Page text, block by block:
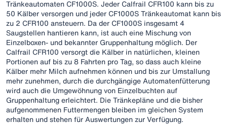
Tränkeautomaten CF1000S. Jeder Calfrail CFR100 kann bis zu
50 Kälber versorgen und jeder CF1000S Tränkeautomat kann bis
zu 2 CFR100 ansteuern. Da der CF1000S insgesamt 4
Saugstellen hantieren kann, ist auch eine Mischung von
Einzelboxen- und bekannter Gruppenhaltung möglich. Der
Calfrail CFR100 versorgt die Kälber in natürlichen, kleinen
Portionen auf bis zu 8 Fahrten pro Tag, so dass auch kleine
Kälber mehr Milch aufnehmen können und bis zur Umstallung
mehr zunehmen, durch die durchgängige Automatenfütterung
wird auch die Umgewöhnung von Einzelbuchten auf
Gruppenhaltung erleichtert. Die Tränkepläne und die bisher
aufgenommenen Futtermengen bleiben im gleichen System
erhalten und stehen für Auswertungen zur Verfügung.